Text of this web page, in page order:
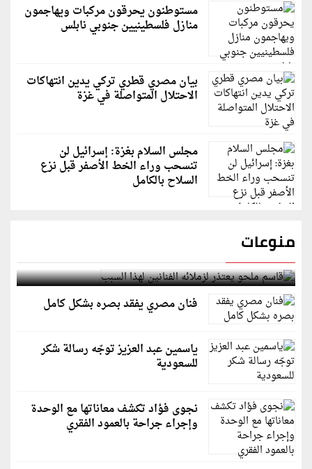
مستوطنون يحرقون مركبات ويهاجمون
منازل فلسطينيين جنوبي نابلس
بيان مصري قطري تركي يدين انتهاكات
الاحتلال المتواصلة في غزة
مجلس السلام بغزة: إسرائيل لن
تنسحب وراء الخط الأصفر قبل نزع
السلاح بالكامل
منوعات
قاسم ملحو يعتذر لزملائه الفنانين لهذا السبب
فنان مصري يفقد بصره بشكل كامل
ياسمين عبد العزيز توجّه رسالة شكر
للسعودية
نجوى فؤاد تكشف معاناتها مع الوحدة
وإجراء جراحة بالعمود الفقري